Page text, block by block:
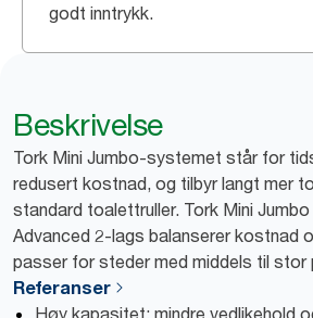
godt inntrykk.
Beskrivelse
Tork Mini Jumbo-systemet står for
redusert kostnad, og tilbyr langt mer
standard toalettruller. Tork Mini
Advanced 2-lags balanserer kostnad
passer for steder med middels til stor
Referanser
Høy kapasitet: mindre vedlikehold